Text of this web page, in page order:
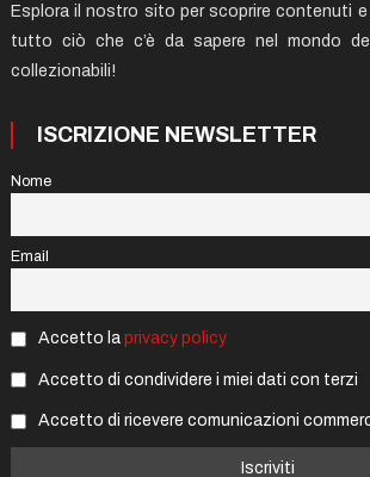
Esplora il nostro sito per scoprire contenuti
tutto ciò che c’è da sapere nel mondo
collezionabili!
ISCRIZIONE NEWSLETTER
Nome
Email
Accetto la privacy policy
Accetto di condividere i miei dati con terzi
Accetto di ricevere comunicazioni